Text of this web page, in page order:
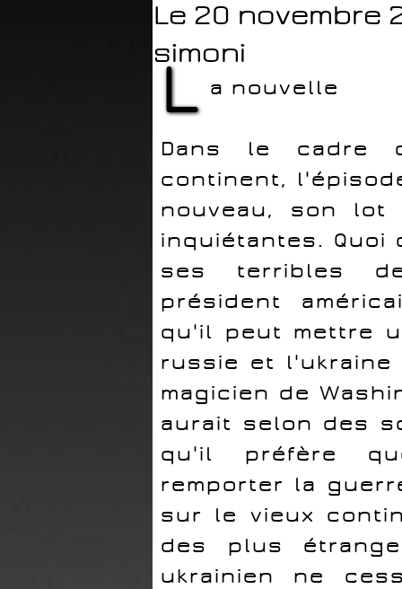
Le 20 novembre
simoni
L a nouvelle
Dans le cadre
continent,
nouveau, son lot
inquiétantes.
ses terribles
président
qu'il peut mettre
russie et l'ukraine
magicien de
aurait selon des
qu'il préfère
remporter la
sur le vieux
des plus
ukrainien ne